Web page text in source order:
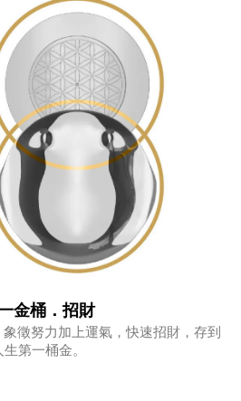
金桶．招財
徵努力加上運氣，快速招財，存到
生第一桶金。